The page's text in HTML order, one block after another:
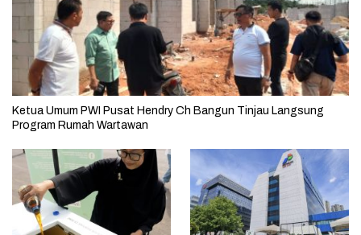
Ketua Umum PWI Pusat Hendry Ch Bangun Tinjau Langsung
Program Rumah Wartawan